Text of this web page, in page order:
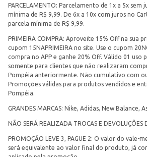
PARCELAMENTO: Parcelamento de 1x a 5x sem
mínima de R$ 9,99. De 6x a 10x com juros no
parcela mínima de R$ 9,99.
PRIMEIRA COMPRA: Aproveite 15% Off na sua
cupom 15NAPRIMEIRA no site. Use o cupom
compra no APP e ganhe 20% Off. Válido 01 uso
somente para clientes que não realizaram
Pompéia anteriormente. Não cumulativo com
Promoções válidas para produtos vendidos e
Pompéia.
GRANDES MARCAS: Nike, Adidas, New Balance,
NÃO SERÁ REALIZADA TROCAS E
PROMOÇÃO LEVE 3, PAGUE 2: O valor do vale-
será equivalente ao valor final do produto, já